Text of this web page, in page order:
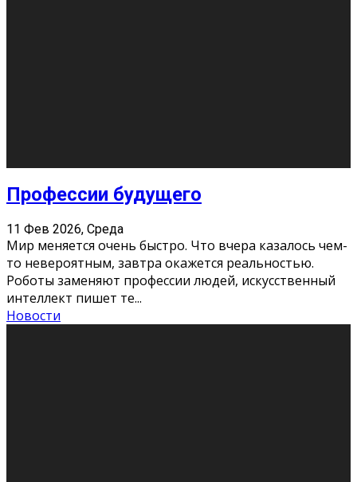
Как бороться со стрессом
11 Фев 2026, Среда
Стресс – нормальная реакция организма, когда
факторов, воздействующих на твой организм
больше, чем ресурсов. Есть советы, как бороться со
стрессовым состояни
Новости